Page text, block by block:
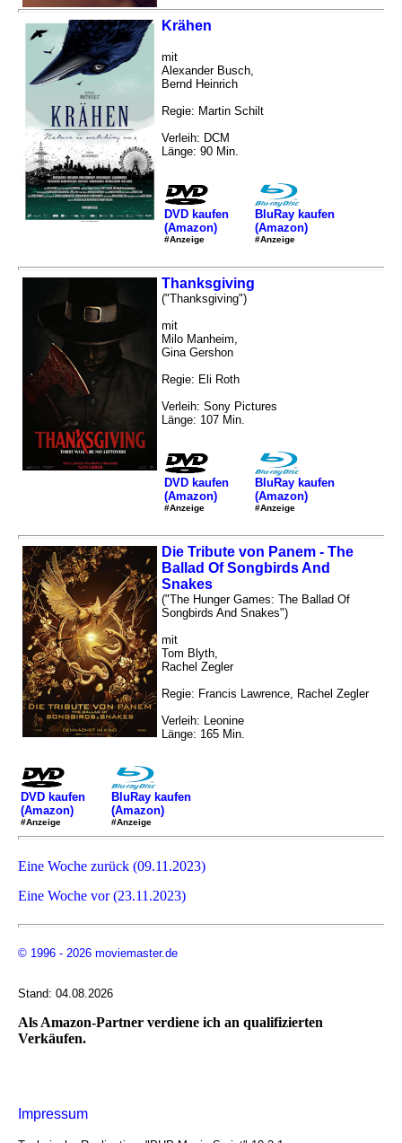
Krähen
mit
Alexander Busch,
Bernd Heinrich
Regie: Martin Schilt
Verleih: DCM
Länge: 90 Min.
DVD kaufen
(Amazon)
#Anzeige
BluRay kaufen
(Amazon)
#Anzeige
Thanksgiving
("Thanksgiving")
mit
Milo Manheim,
Gina Gershon
Regie: Eli Roth
Verleih: Sony Pictures
Länge: 107 Min.
DVD kaufen
(Amazon)
#Anzeige
BluRay kaufen
(Amazon)
#Anzeige
Die Tribute von Panem - The
Ballad Of Songbirds And
Snakes
("The Hunger Games: The Ballad Of
Songbirds And Snakes")
mit
Tom Blyth,
Rachel Zegler
Regie: Francis Lawrence, Rachel Zegler
Verleih: Leonine
Länge: 165 Min.
DVD kaufen
(Amazon)
#Anzeige
BluRay kaufen
(Amazon)
#Anzeige
Eine Woche zurück (09.11.2023)
Eine Woche vor (23.11.2023)
© 1996 - 2026 moviemaster.de
Stand: 04.08.2026
Als Amazon-Partner verdiene ich an qualifizierten
Verkäufen.
Impressum